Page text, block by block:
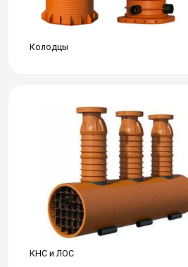
Колодцы
КНС и ЛОС